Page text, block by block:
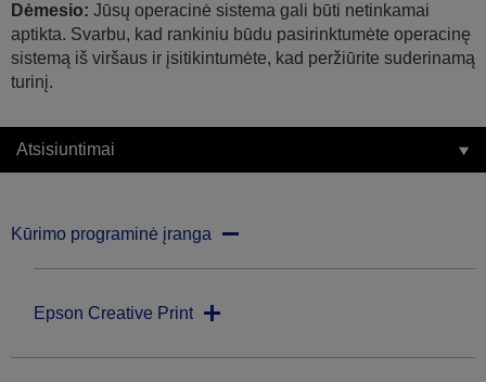
Dėmesio: Jūsų operacinė sistema gali būti netinkamai
aptikta. Svarbu, kad rankiniu būdu pasirinktumėte operacinę
sistemą iš viršaus ir įsitikintumėte, kad peržiūrite suderinamą
turinį.
Atsisiuntimai
Kūrimo programinė įranga
Epson Creative Print